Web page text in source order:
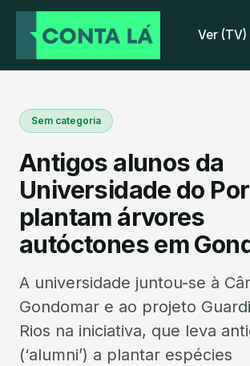
Ver (TV)
Sem categoria
Antigos alunos da
Universidade do
plantam árvores
autóctones em
A universidade juntou-se à
Gondomar e ao projeto
Rios na iniciativa, que leva
(‘alumni’) a plantar espécies